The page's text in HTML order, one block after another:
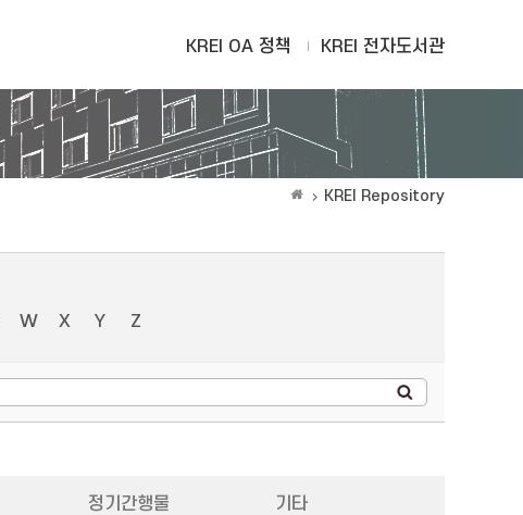
KREI OA 정책 KREI 전자도서관
KREI Repository
W X Y Z
정기간행물 기타